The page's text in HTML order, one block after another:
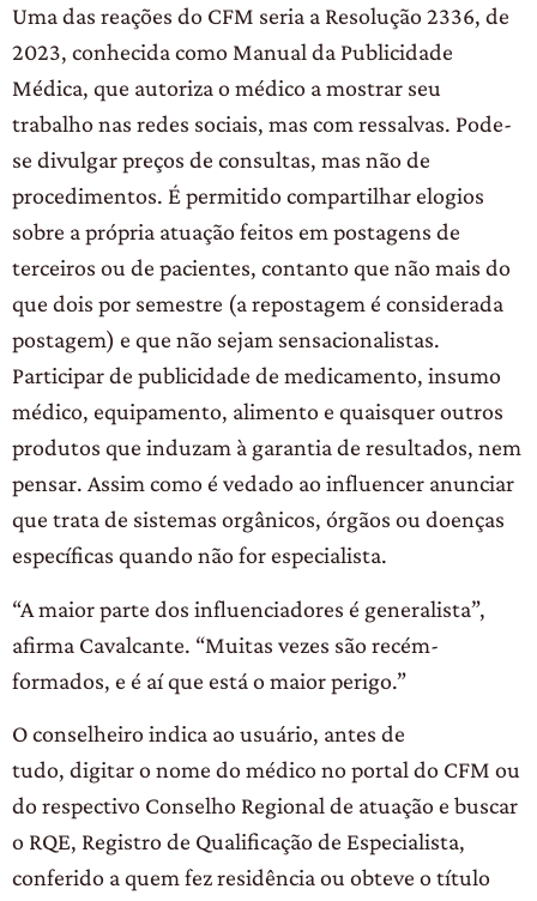
Uma das reações do CFM seria a Resolução 2336, de
2023, conhecida como Manual da Publicidade
Médica, que autoriza o médico a mostrar seu
trabalho nas redes sociais, mas com ressalvas. Pode-
se divulgar preços de consultas, mas não de
procedimentos. É permitido compartilhar elogios
sobre a própria atuação feitos em postagens de
terceiros ou de pacientes, contanto que não mais do
que dois por semestre (a repostagem é considerada
postagem) e que não sejam sensacionalistas.
Participar de publicidade de medicamento, insumo
médico, equipamento, alimento e quaisquer outros
produtos que induzam à garantia de resultados, nem
pensar. Assim como é vedado ao influencer anunciar
que trata de sistemas orgânicos, órgãos ou doenças
específicas quando não for especialista.
“A maior parte dos influenciadores é generalista”,
afirma Cavalcante. “Muitas vezes são recém-
formados, e é aí que está o maior perigo.”
O conselheiro indica ao usuário, antes de
tudo, digitar o nome do médico no portal do CFM ou
do respectivo Conselho Regional de atuação e buscar
o RQE, Registro de Qualificação de Especialista,
conferido a quem fez residência ou obteve o título